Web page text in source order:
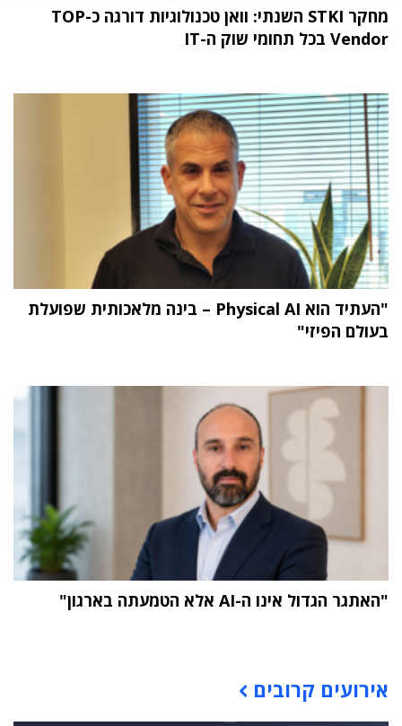
מחקר STKI השנתי: וואן טכנולוגיות דורגה כ-TOP
Vendor בכל תחומי שוק ה-IT
"העתיד הוא Physical AI – בינה מלאכותית שפועלת
בעולם הפיזי"
"האתגר הגדול אינו ה-AI אלא הטמעתה בארגון"
אירועים קרובים